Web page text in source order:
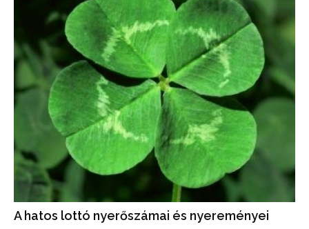
A hatos lottó nyerőszámai és nyereményei